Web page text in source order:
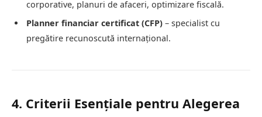
corporative, planuri de afaceri, optimizare fiscală.
Planner financiar certificat (CFP) – specialist cu
pregătire recunoscută internațional.
4. Criterii Esențiale pentru Alegerea